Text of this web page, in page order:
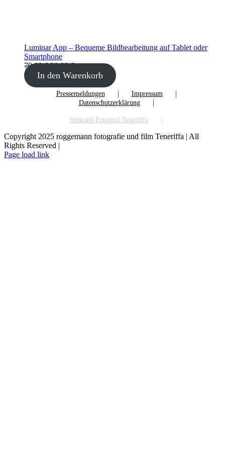
Luminar App – Bequeme Bildbearbeitung auf Tablet oder
Smartphone
79,00€Ursprünglicher
Preis
79,00 €
29,00€Aktueller
Preis
29,00 €.
In den Warenkorb
Pressemeldungen
Impressum
Datenschutzerklärung
Sedcard-Fotograf Teneriffa
Copyright 2025 roggemann fotografie und film Teneriffa | All
Rights Reserved |
Facebook
YouTube
Instagram
Page load link